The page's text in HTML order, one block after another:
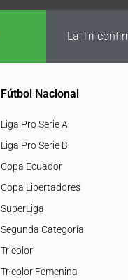
La Tri
Fútbol Nacional
Liga Pro Serie A
Liga Pro Serie B
Copa Ecuador
Copa Libertadores
SuperLiga
Segunda Categoría
Tricolor
Tricolor Femenina